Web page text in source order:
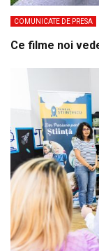
COMUNICATE DE PRESA
Ce filme noi